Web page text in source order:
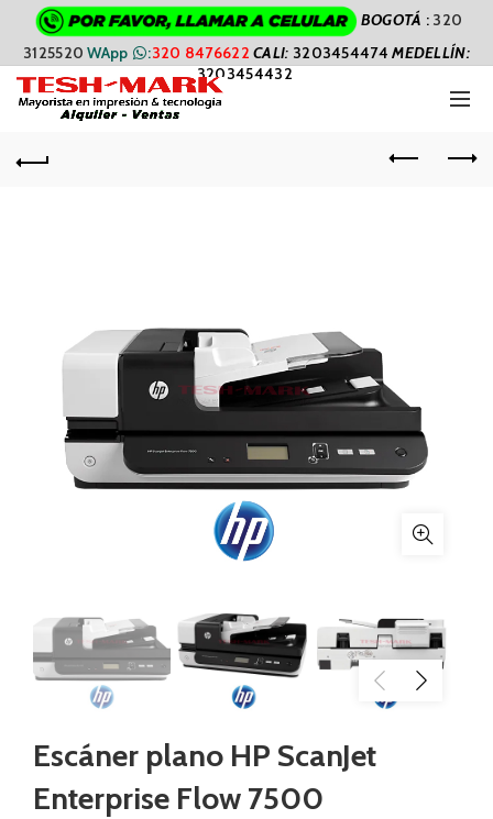
BOGOTÁ : 320
3125520WApp :320 8476622 CALI: 3203454474MEDELLÍN:
3203454432
Escáner plano HP ScanJet
Enterprise Flow 7500